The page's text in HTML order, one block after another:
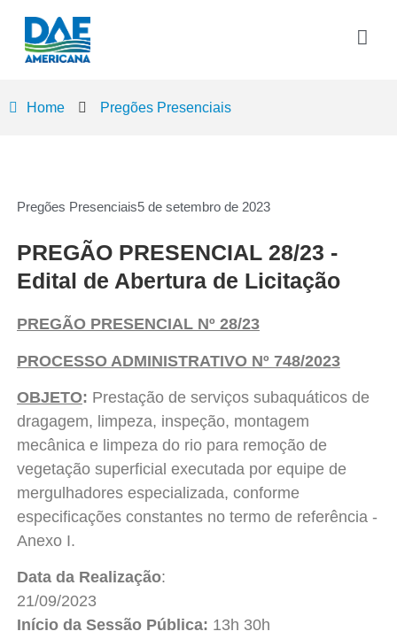
Home Pregões Presenciais
Pregões Presenciais5 de setembro de 2023
PREGÃO PRESENCIAL 28/23 -
Edital de Abertura de Licitação
PREGÃO PRESENCIAL Nº 28/23
PROCESSO ADMINISTRATIVO Nº 748/2023
OBJETO: Prestação de serviços subaquáticos de
dragagem, limpeza, inspeção, montagem
mecânica e limpeza do rio para remoção de
vegetação superficial executada por equipe de
mergulhadores especializada, conforme
especificações constantes no termo de referência -
Anexo I.
Data da Realização:
21/09/
Início da Sessão Pública: 13h 30h